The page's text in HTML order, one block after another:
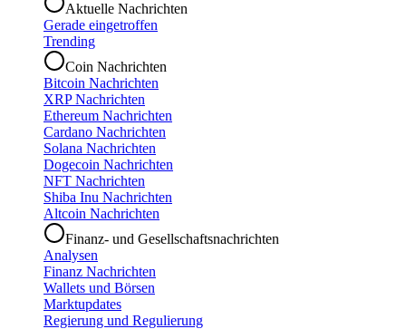
Aktuelle Nachrichten
Gerade eingetroffen
Trending
Coin Nachrichten
Bitcoin Nachrichten
XRP Nachrichten
Ethereum Nachrichten
Cardano Nachrichten
Solana Nachrichten
Dogecoin Nachrichten
NFT Nachrichten
Shiba Inu Nachrichten
Altcoin Nachrichten
Finanz- und Gesellschaftsnachrichten
Analysen
Finanz Nachrichten
Wallets und Börsen
Marktupdates
Regierung und Regulierung